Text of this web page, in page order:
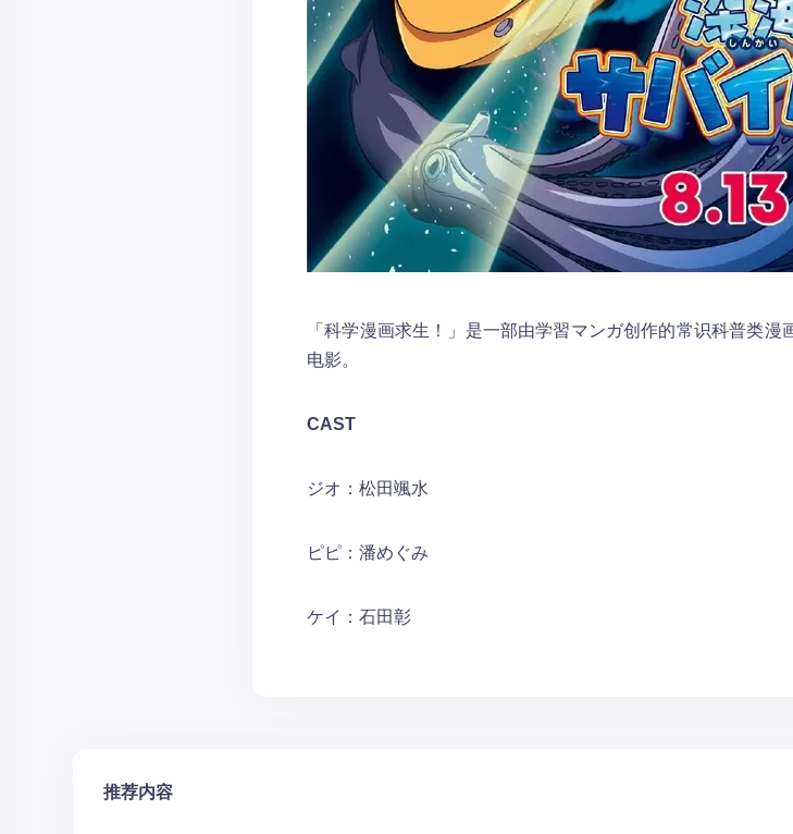
「科学漫画求生！」是一部由学習マンガ创作的常识科普类
电影。
CAST
ジオ：松田颯水
ピピ：潘めぐみ
ケイ：石田彰
推荐内容